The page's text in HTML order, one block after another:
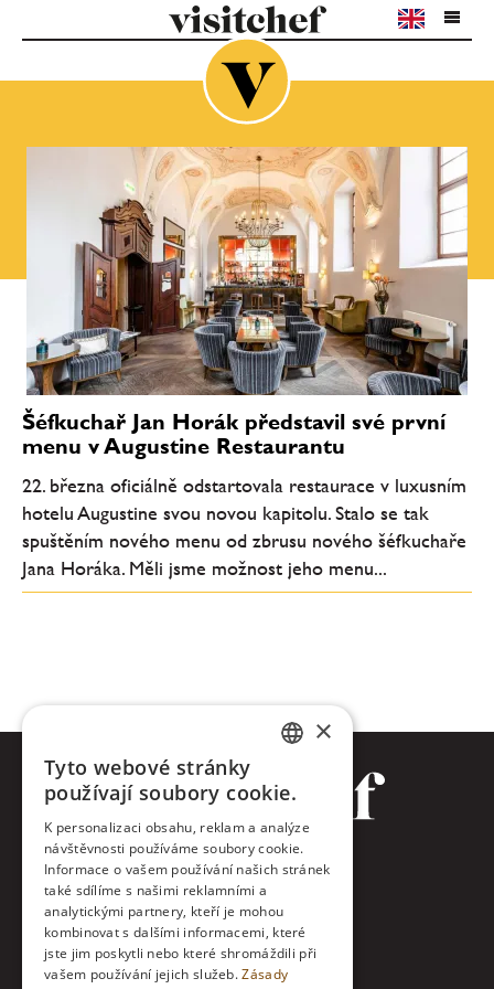
Šéfkuchař Jan Horák představil své první
menu v Augustine Restaurantu
22. března oficiálně odstartovala restaurace v luxusním
hotelu Augustine svou novou kapitolu. Stalo se tak
spuštěním nového menu od zbrusu nového šéfkuchaře
Jana Horáka. Měli jsme možnost jeho menu...
Facebook
Twitter
Instagram
ENGLISH
×
Tyto webové stránky
používají soubory cookie.
K personalizaci obsahu, reklam a analýze
návštěvnosti používáme soubory cookie.
Informace o vašem používání našich stránek
také sdílíme s našimi reklamními a
analytickými partnery, kteří je mohou
kombinovat s dalšími informacemi, které
jste jim poskytli nebo které shromáždili při
vašem používání jejich služeb.Zásady